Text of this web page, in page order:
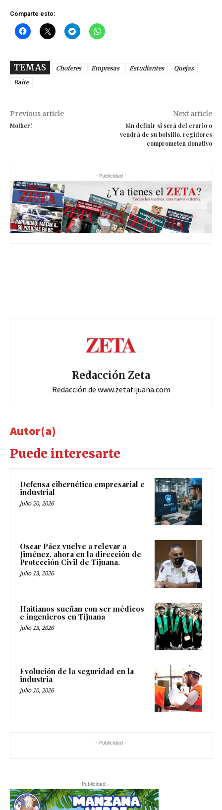
Comparte esto:
TEMAS Choferes Empresas Estudiantes
Quejas
Raite
Previous article
Mother!
Next article
Sin definir si será del erario o
vendrá de su bolsillo, regidores
comprometen donativo
- Publicidad -
Redacción Zeta
Redacción de www.zetatijuana.com
Autor(a)
Puede interesarte
Defensa cibernética empresarial e
industrial
julio 20, 2026
Oscar Páez vuelve a relevar a
Jiménez, ahora en la dirección de
Protección Civil de Tijuana.
julio 13, 2026
Haitianos sueñan con ser médicos
e ingenieros en Tijuana
julio 13, 2026
Evolución de la seguridad en la
industria
julio 10, 2026
- Publicidad -
-Publicidad -